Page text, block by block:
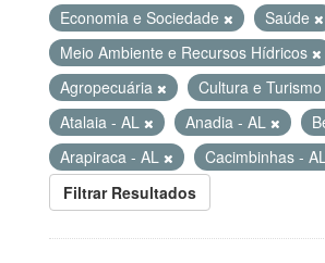
Economia e Sociedade
Saúde
Meio Ambiente e Recursos Hídricos
Agropecuária
Cultura e Turismo
Atalaia - AL
Anadia - AL
Arapiraca - AL
Cacimbinhas -
Filtrar Resultados